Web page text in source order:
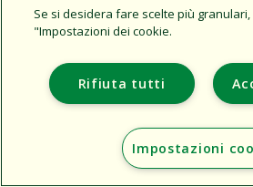
Additional
Copyright © 2026 Rain Bird
Se si desidera fare scelte più
"Impostazioni dei cookie.
Rifiuta tutti
Impostazioni